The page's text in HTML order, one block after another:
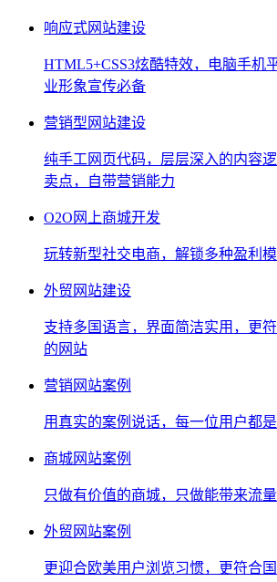
响应式网站建设
HTML5+CSS3炫酷特效，电脑手机
业形象宣传必备
营销型网站建设
纯手工网页代码，层层深入的内容
卖点，自带营销能力
O2O网上商城开发
玩转新型社交电商，解锁多种盈利
外贸网站建设
支持多国语言，界面简洁实用，更
的网站
营销网站案例
用真实的案例说话，每一位用户都
商城网站案例
只做有价值的商城，只做能带来流
外贸网站案例
更迎合欧美用户浏览习惯，更符合